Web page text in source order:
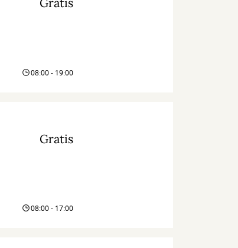
08:00 - 19:00
Gratis
08:00 - 17:00